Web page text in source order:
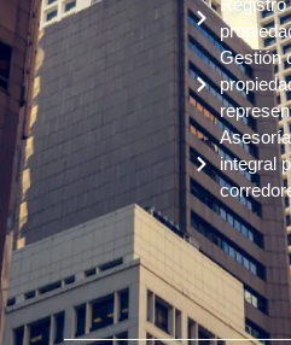
Gestión
Asesoría
integral